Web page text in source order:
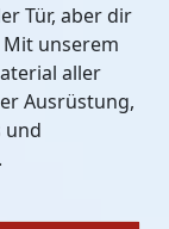
Tür, aber dir
unserem
aller
Ausrüstung,
und